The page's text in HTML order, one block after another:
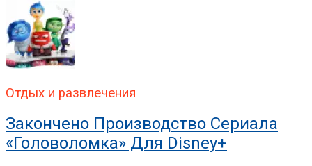
Отдых и развлечения
Закончено Производство Сериала
«Головоломка» Для Disney+